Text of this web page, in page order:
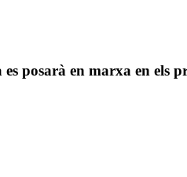
posarà en marxa en els